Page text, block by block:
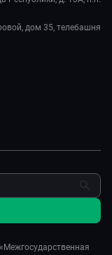
дом 35, телебашня